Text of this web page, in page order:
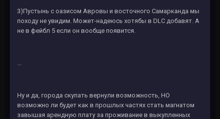
3)Пустынь с оазисом Авровы и восточного Самарканда мы
походу не увидим. Может-надеюсь хотябы в DLC добавят. А
не в фейбл 5 если он вообще появится.
...
Ну и да, города скупать вернули возможность, НО
возможно ли будет как в прошлых частях стать магнатом
завышая арендную плату за проживание в выкупленных